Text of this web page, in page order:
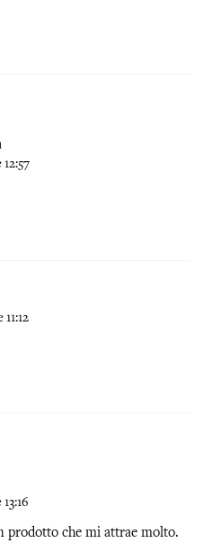
prodotto che mi attrae molto.